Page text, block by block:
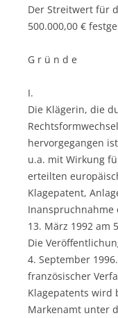
Der Streitwert für
500.000,00 €
G r ü n d e
I.
Die Klägerin, die
hervorgegangen
u.a. mit Wirkung
erteilten
Klagepatent,
Inanspruchnahme
13. März 1992 am
Die
4. September
französischer
Klagepatents wird
Markenamt unter